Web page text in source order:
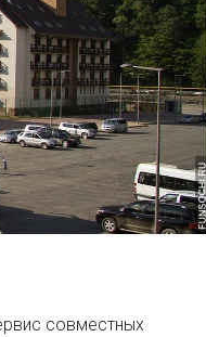
совместных